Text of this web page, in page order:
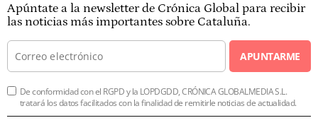
Apúntate a la newsletter de Crónica Global para recibir
las noticias más importantes sobre Cataluña.
APUNTARME
De conformidad con el RGPD y la LOPDGDD, CRÓNICA GLOBALMEDIA S.L.
tratará los datos facilitados con la finalidad de remitirle noticias de actualidad.